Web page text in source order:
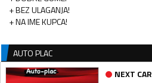
+ BEZ ULAGANJA!
+ NA IME KUPCA!
AUTO PLAC
NEXT CAR